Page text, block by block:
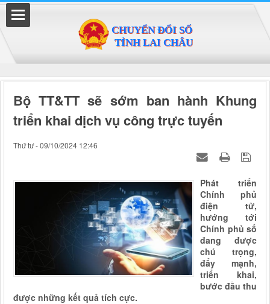
Bộ TT&TT sẽ sớm ban hành Khung
triển khai dịch vụ công trực tuyến
Thứ tư - 09/10/2024 12:46
Phát triển
Chính phủ
điện tử,
hướng tới
Chính phủ số
đang được
chú trọng,
đẩy mạnh,
triển khai,
bước đầu thu
được những kết quả tích cực.
Đã kết nối EMC